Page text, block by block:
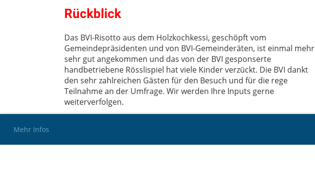
Mehr Infos
Rückblick
Das BVI-Risotto aus dem Holzkochkessi, geschöpft vom
Gemeindepräsidenten und von BVI-Gemeinderäten, ist einmal mehr
sehr gut angekommen und das von der BVI gesponserte
handbetriebene Rösslispiel hat viele Kinder verzückt. Die BVI dankt
den sehr zahlreichen Gästen für den Besuch und für die rege
Teilnahme an der Umfrage. Wir werden Ihre Inputs gerne
weiterverfolgen.